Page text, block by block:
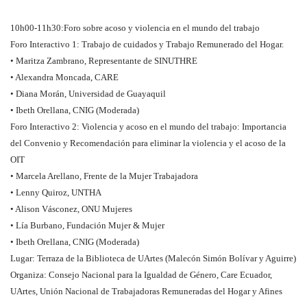
10h00-11h30:Foro sobre acoso y violencia en el mundo del trabajo
Foro Interactivo 1: Trabajo de cuidados y Trabajo Remunerado del Hogar.
• Maritza Zambrano, Representante de SINUTHRE
• Alexandra Moncada, CARE
• Diana Morán, Universidad de Guayaquil
• Ibeth Orellana, CNIG (Moderada)
Foro Interactivo 2: Violencia y acoso en el mundo del trabajo: Importancia
del Convenio y Recomendación para eliminar la violencia y el acoso de la
OIT
• Marcela Arellano, Frente de la Mujer Trabajadora
• Lenny Quiroz, UNTHA
• Alison Vásconez, ONU Mujeres
• Lía Burbano, Fundación Mujer & Mujer
• Ibeth Orellana, CNIG (Moderada)
Lugar: Terraza de la Biblioteca de UArtes (Malecón Simón Bolívar y Aguirre)
Organiza: Consejo Nacional para la Igualdad de Género, Care Ecuador,
UArtes, Unión Nacional de Trabajadoras Remuneradas del Hogar y Afines